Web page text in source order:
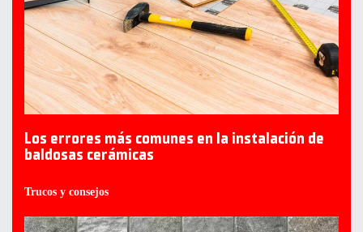
Los errores más comunes en la instalación de
baldosas cerámicas
Trucos y consejos